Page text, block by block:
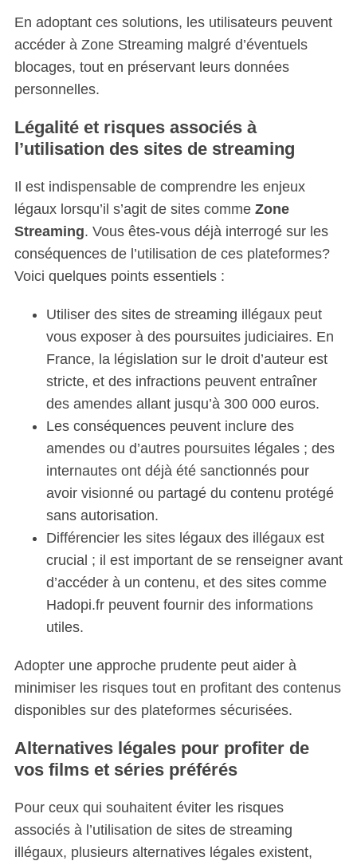
En adoptant ces solutions, les utilisateurs peuvent
accéder à Zone Streaming malgré d’éventuels
blocages, tout en préservant leurs données
personnelles.
Légalité et risques associés à
l’utilisation des sites de streaming
Il est indispensable de comprendre les enjeux
légaux lorsqu’il s’agit de sites comme Zone
Streaming. Vous êtes-vous déjà interrogé sur les
conséquences de l’utilisation de ces plateformes?
Voici quelques points essentiels :
Utiliser des sites de streaming illégaux peut
vous exposer à des poursuites judiciaires. En
France, la législation sur le droit d’auteur est
stricte, et des infractions peuvent entraîner
des amendes allant jusqu’à 300 000 euros.
Les conséquences peuvent inclure des
amendes ou d’autres poursuites légales ; des
internautes ont déjà été sanctionnés pour
avoir visionné ou partagé du contenu protégé
sans autorisation.
Différencier les sites légaux des illégaux est
crucial ; il est important de se renseigner avant
d’accéder à un contenu, et des sites comme
Hadopi.fr peuvent fournir des informations
utiles.
Adopter une approche prudente peut aider à
minimiser les risques tout en profitant des contenus
disponibles sur des plateformes sécurisées.
Alternatives légales pour profiter de
vos films et séries préférés
Pour ceux qui souhaitent éviter les risques
associés à l’utilisation de sites de streaming
illégaux, plusieurs alternatives légales existent,
S
e
r
c
r